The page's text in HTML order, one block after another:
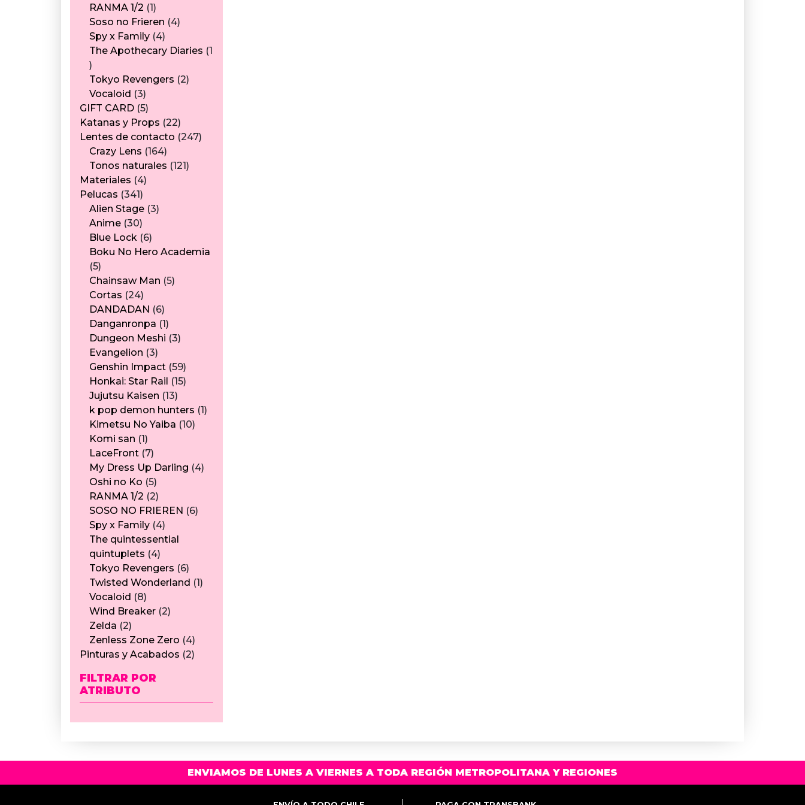
productos
RANMA 1/2 11
producto
Soso no Frieren 44
Spy x Family 44
productos
The Apothecary Diaries 1
1
producto
Tokyo Revengers 22
Vocaloid 33
productos
GIFT CARD 55
productos
Katanas y Props 2222
productos
Lentes de contacto 247247
Crazy Lens 164164
productos
Tonos naturales 121121
Materiales 44
Pelucas 341341
productos
Alien Stage 33
Anime 3030
productos
Blue Lock 66
productos
Boku No Hero Academia
55
productos
Chainsaw Man 55
Cortas 2424
productos
DANDADAN 66
productos
Danganronpa 11
producto
Dungeon Meshi 33
Evangelion 33
productos
Genshin Impact 5959
productos
Honkai: Star Rail 1515
Jujutsu Kaisen 1313
productos
k pop demon hunters 11
Kimetsu No Yaiba 1010
Komi san 11
producto
LaceFront 77
productos
My Dress Up Darling 44
Oshi no Ko 55
productos
RANMA 1/2 22
productos
SOSO NO FRIEREN 66
Spy x Family 44
productos
The quintessential
quintuplets
44
productos
Tokyo Revengers 66
productos
Twisted Wonderland 11
Vocaloid 88
productos
Wind Breaker 22
Zelda 22
productos
Zenless Zone Zero 44
productos
Pinturas y Acabados 22
FILTRAR POR
ATRIBUTO
ENVIAMOS DE LUNES A VIERNES A TODA REGIÓN METROPOLITANA Y REGIONES